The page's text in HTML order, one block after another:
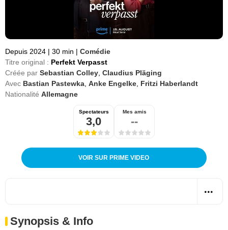
Depuis 2024 | 30 min | Comédie
Titre original : Perfekt Verpasst
Créée par Sebastian Colley Claudius Pläging
Avec Bastian Pastewka Anke Engelke Fritzi Haberlandt
Nationalité Allemagne
Spectateurs
3,0
Mes amis
--
VOIR SUR PRIME VIDEO
Synopsis & Info